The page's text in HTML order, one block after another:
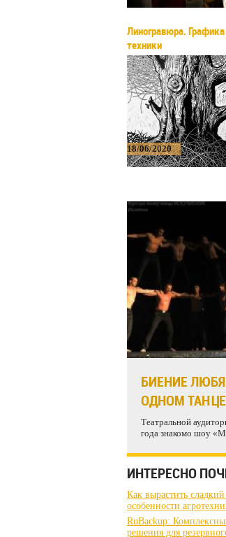
Линогравюра.
техники
18/06/2020
БИЕНИЕ
ОДНОМ ТАНЦЕ
Театральной
года знакомо шоу
ИНТЕРЕСНО
Как вырастить
особенности
RuBackup:
решения для